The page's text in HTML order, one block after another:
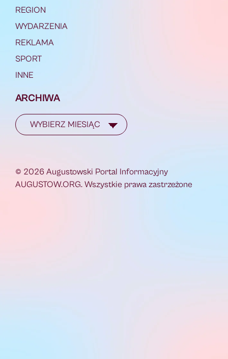
REGION
WYDARZENIA
REKLAMA
SPORT
INNE
ARCHIWA
© 2026 Augustowski Portal Informacyjny
AUGUSTOW.ORG. Wszystkie prawa zastrzeżone